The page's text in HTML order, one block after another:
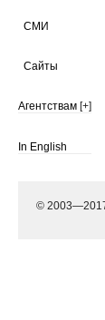
СМИ
Сайты
Агентствам [+]
In English
©